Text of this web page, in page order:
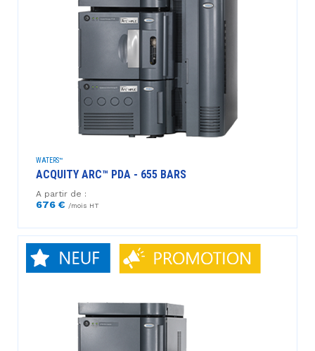
WATERS™
ACQUITY ARC™ PDA - 655 BARS
A partir de :
676 € /mois HT